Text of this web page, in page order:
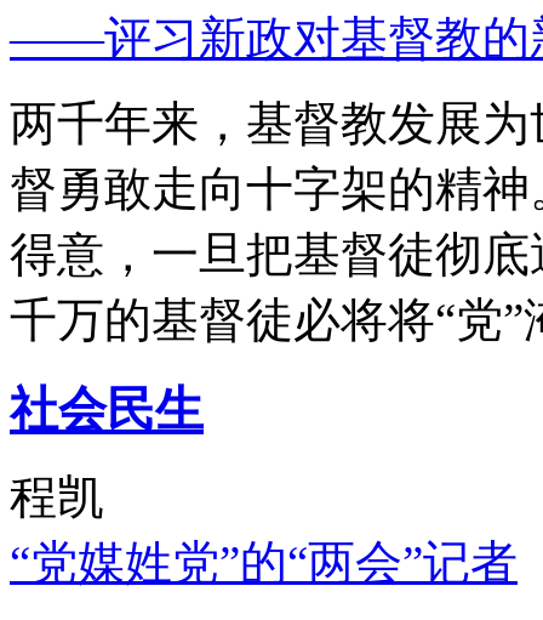
——评习新政对基督教的
两千年来，基督教发展
督勇敢走向十字架的精
得意，一旦把基督徒彻
千万的基督徒必将将“党”
社会民生
程凯
“党媒姓党”的“两会”记者